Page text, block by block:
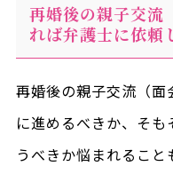
再婚後の親子交流
れば弁護士に依頼
再婚後の親子交流（面
に進めるべきか、そ
うべきか悩まれること